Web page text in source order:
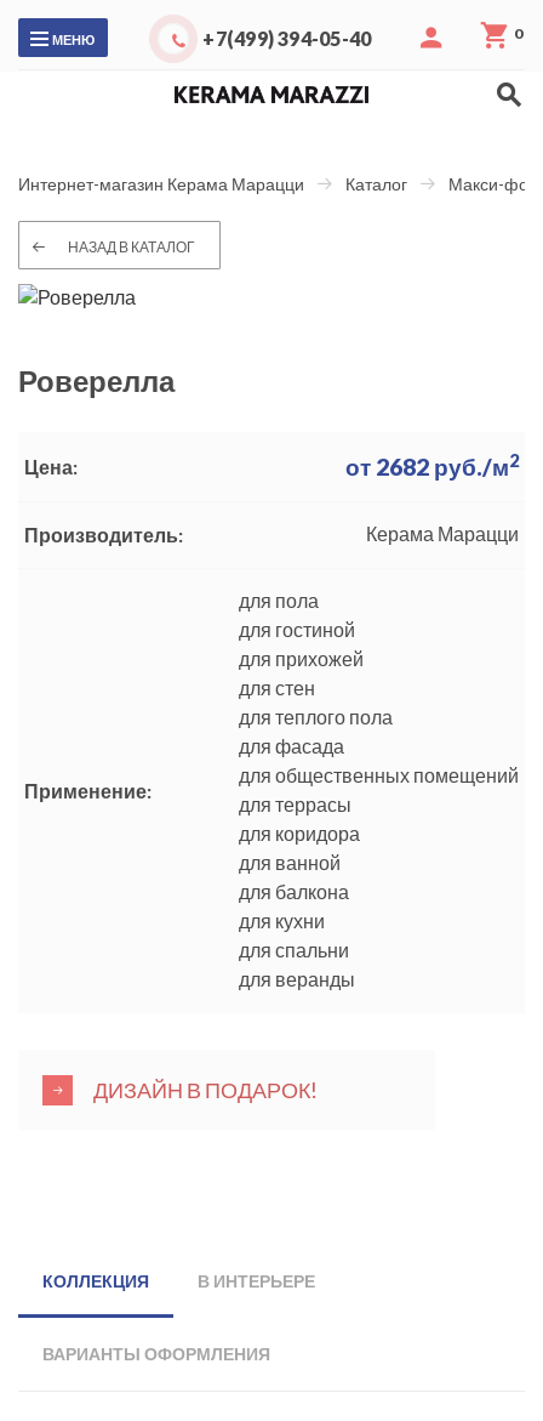
МЕНЮ +7(499) 394-05-40 0
Интернет-магазин Керама Марацци Каталог Макси-
НАЗАД В КАТАЛОГ
Роверелла
Цена: от 2682 руб./м2
Производитель: Керама Марацци
Применение:
для пола
для гостиной
для прихожей
для стен
для теплого пола
для фасада
для общественных помещений
для террасы
для коридора
для ванной
для балкона
для кухни
для спальни
для веранды
ДИЗАЙН В ПОДАРОК!
КОЛЛЕКЦИЯ В ИНТЕРЬЕРЕ
ВАРИАНТЫ ОФОРМЛЕНИЯ